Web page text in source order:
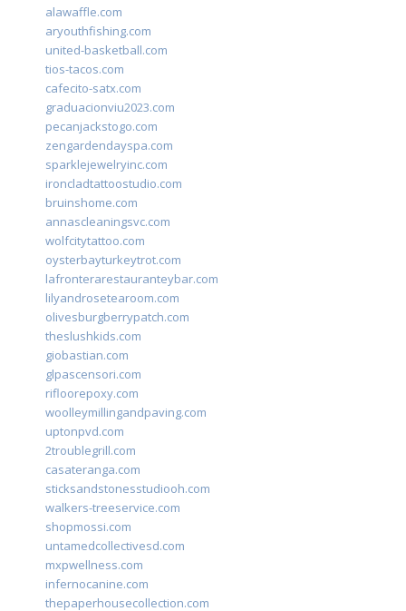
alawaffle.com
aryouthfishing.com
united-basketball.com
tios-tacos.com
cafecito-satx.com
graduacionviu2023.com
pecanjackstogo.com
zengardendayspa.com
sparklejewelryinc.com
ironcladtattoostudio.com
bruinshome.com
annascleaningsvc.com
wolfcitytattoo.com
oysterbayturkeytrot.com
lafronterarestauranteybar.com
lilyandrosetearoom.com
olivesburgberrypatch.com
theslushkids.com
giobastian.com
glpascensori.com
rifloorepoxy.com
woolleymillingandpaving.com
uptonpvd.com
2troublegrill.com
casateranga.com
sticksandstonesstudiooh.com
walkers-treeservice.com
shopmossi.com
untamedcollectivesd.com
mxpwellness.com
infernocanine.com
thepaperhousecollection.com